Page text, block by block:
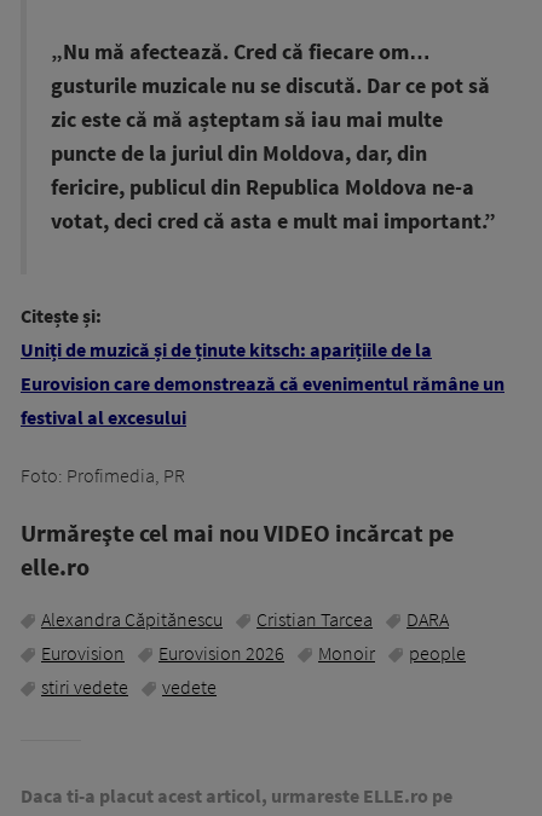
„Nu mă afectează. Cred că fiecare om…
gusturile muzicale nu se discută. Dar ce pot să
zic este că mă așteptam să iau mai multe
puncte de la juriul din Moldova, dar, din
fericire, publicul din Republica Moldova ne-a
votat, deci cred că asta e mult mai important.”
Citește și:
Uniți de muzică și de ținute kitsch: aparițiile de la
Eurovision care demonstrează că evenimentul rămâne un
festival al excesului
Foto: Profimedia, PR
Urmăreşte cel mai nou VIDEO incărcat pe
elle.ro
Alexandra Căpitănescu Cristian Tarcea
DARA
Eurovision
Eurovision 2026 Monoir
people
stiri vedete
vedete
Daca ti-a placut acest articol, urmareste ELLE.ro pe